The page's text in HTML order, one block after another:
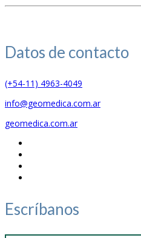
Datos de contacto
(+54-11) 4963-4049
info@geomedica.com.ar
geomedica.com.ar
Escríbanos